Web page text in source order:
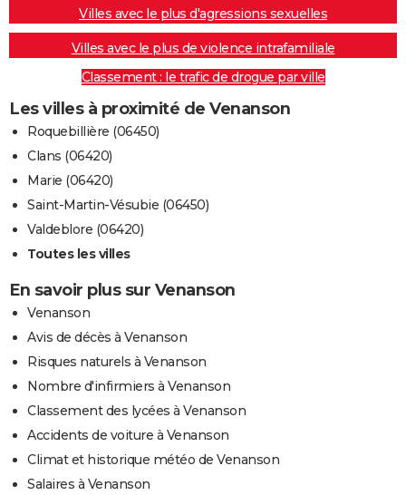
Villes avec le plus d'agressions sexuelles
Villes avec le plus de violence intrafamiliale
Classement : le trafic de drogue par ville
Les villes à proximité de Venanson
Roquebillière (06450)
Clans (06420)
Marie (06420)
Saint-Martin-Vésubie (06450)
Valdeblore (06420)
Toutes les villes
En savoir plus sur Venanson
Venanson
Avis de décès à Venanson
Risques naturels à Venanson
Nombre d'infirmiers à Venanson
Classement des lycées à Venanson
Accidents de voiture à Venanson
Climat et historique météo de Venanson
Salaires à Venanson